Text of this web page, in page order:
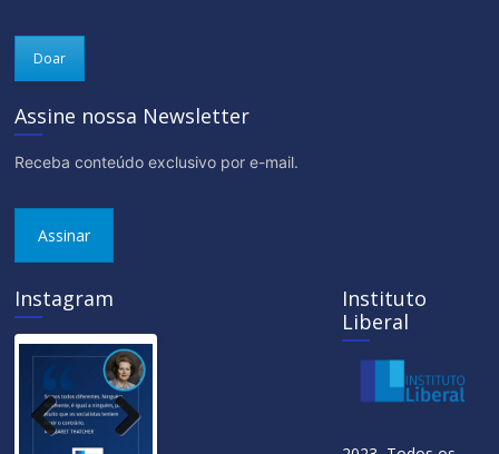
Doar
Assine nossa Newsletter
Receba conteúdo exclusivo por e-mail.
Assinar
Instagram
Instituto
Liberal